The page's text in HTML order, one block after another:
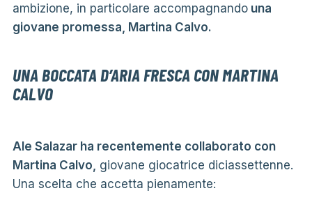
ambizione, in particolare accompagnandouna
giovane promessa, Martina Calvo.
UNA BOCCATA D’ARIA FRESCA CON MARTINA
CALVO
Ale Salazar ha recentemente collaborato con
Martina Calvo, giovane giocatrice diciassettenne.
Una scelta che accetta pienamente: